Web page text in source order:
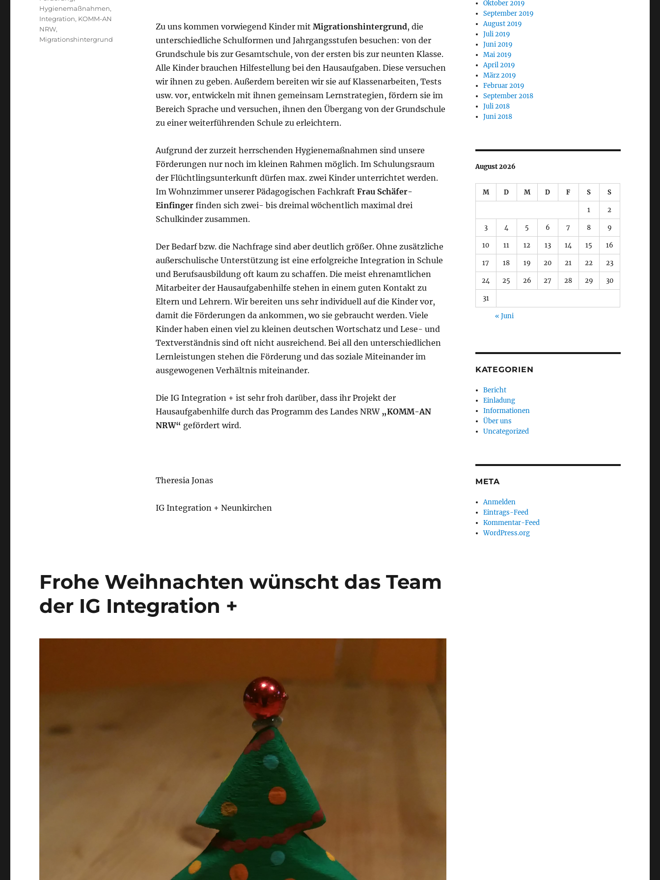
Zu uns kommen vorwiegend Kinder mit Migrationshintergrund, die
unterschiedliche Schulformen und Jahrgangsstufen besuchen: von der
Grundschule bis zur Gesamtschule, von der ersten bis zur neunten Klasse.
Alle Kinder brauchen Hilfestellung bei den Hausaufgaben. Diese versuchen
wir ihnen zu geben. Außerdem bereiten wir sie auf Klassenarbeiten, Tests
usw. vor, entwickeln mit ihnen gemeinsam Lernstrategien, fördern sie im
Bereich Sprache und versuchen, ihnen den Übergang von der Grundschule
zu einer weiterführenden Schule zu erleichtern.
Aufgrund der zurzeit herrschenden Hygienemaßnahmen sind unsere
Förderungen nur noch im kleinen Rahmen möglich. Im Schulungsraum
der Flüchtlingsunterkunft dürfen max. zwei Kinder unterrichtet werden.
Im Wohnzimmer unserer Pädagogischen Fachkraft Frau Schäfer-
Einfingerfinden sich zwei- bis dreimal wöchentlich maximal drei
Schulkinder zusammen.
Der Bedarf bzw. die Nachfrage sind aber deutlich größer. Ohne zusätzliche
außerschulische Unterstützung ist eine erfolgreiche Integration in Schule
und Berufsausbildung oft kaum zu schaffen. Die meist ehrenamtlichen
Mitarbeiter der Hausaufgabenhilfe stehen in einem guten Kontakt zu
Eltern und Lehrern. Wir bereiten uns sehr individuell auf die Kinder vor,
damit die Förderungen da ankommen, wo sie gebraucht werden. Viele
Kinder haben einen viel zu kleinen deutschen Wortschatz und Lese- und
Textverständnis sind oft nicht ausreichend. Bei all den unterschiedlichen
Lernleistungen stehen die Förderung und das soziale Miteinander im
ausgewogenen Verhältnis miteinander.
Die IG Integration + ist sehr froh darüber, dass ihr Projekt der
Hausaufgabenhilfe durch das Programm des Landes NRW „KOMM-AN
NRW“ gefördert wird.
Theresia Jonas
IG Integration + Neunkirchen
Hygienemaßnahmen,
Integration, KOMM-AN
NRW,
Migrationshintergrund
Frohe Weihnachten wünscht das Team
der IG Integration +
Oktober 2019
September 2019
August 2019
Juli 2019
Juni 2019
Mai 2019
April 2019
März 2019
Februar 2019
September 2018
Juli 2018
Juni 2018
August 2026
M D M D F S S
1 2
3 4 5 6 7 8 9
10 11 12 13 14 15 16
17 18 19 20 21 22 23
24 25 26 27 28 29 30
31
« Juni
KATEGORIEN
Bericht
Einladung
Informationen
Über uns
Uncategorized
META
Anmelden
Eintrags-Feed
Kommentar-Feed
WordPress.org